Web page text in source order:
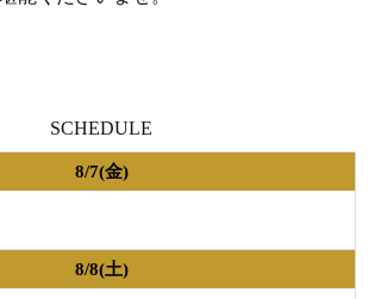
SCHEDULE
8/7(金)
8/8(土)